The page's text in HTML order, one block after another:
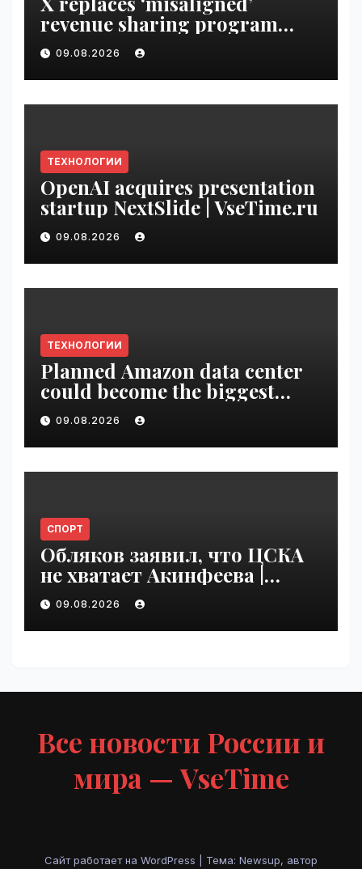
revenue sharing program
with Original Content
Rewards | VseTime.ru
09.08.2026
ТЕХНОЛОГИИ
OpenAI acquires presentation
startup NextSlide | VseTime.ru
09.08.2026
ТЕХНОЛОГИИ
Planned Amazon data center
could become the biggest
climate polluter in the U.S. |
VseTime.ru
09.08.2026
СПОРТ
Обляков заявил, что ЦСКА
не хватает Акинфеева |
VseTime.ru
09.08.2026
Все новости России и
мира — VseTime
Сайт работает на WordPress Тема: Newsup, автор